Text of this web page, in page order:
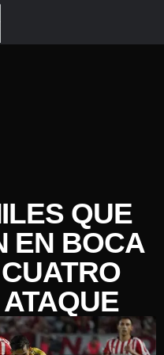
QUE
EN BOCA